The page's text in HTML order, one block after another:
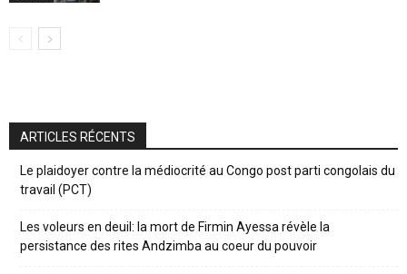
ARTICLES RÉCENTS
Le plaidoyer contre la médiocrité au Congo post parti congolais du
travail (PCT)
Les voleurs en deuil: la mort de Firmin Ayessa révèle la
persistance des rites Andzimba au coeur du pouvoir